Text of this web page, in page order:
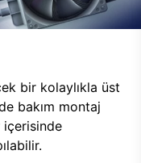
bir kolaylıkla üst
bakım montaj
içerisinde